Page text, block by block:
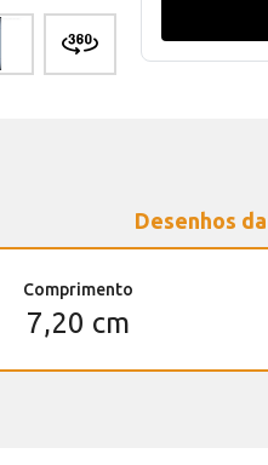
Desenhos
Comprimento
7,20 cm